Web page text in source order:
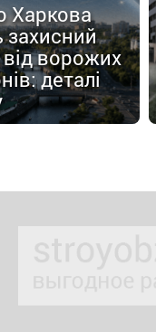
Харкова
захисний
від ворожих
деталі